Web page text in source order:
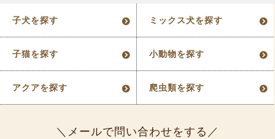
子犬を探す ミックス犬を探す
子猫を探す 小動物を探す
アクアを探す 爬虫類を探す
メールで問い合わせをする